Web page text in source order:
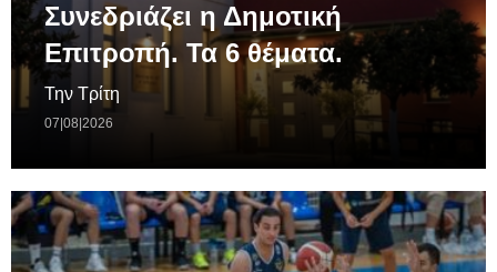
Συνεδριάζει η Δημοτική
Επιτροπή. Τα 6 θέματα.
Την Τρίτη
07|08|2026